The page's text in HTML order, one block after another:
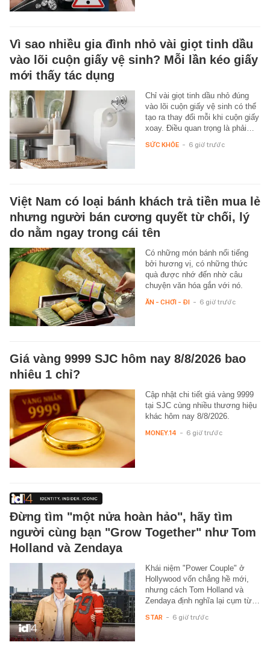
Vì sao nhiều gia đình nhỏ vài giọt tinh dầu
vào lõi cuộn giấy vệ sinh? Mỗi lần kéo giấy
mới thấy tác dụng
Chỉ vài giọt tinh dầu nhỏ đúng
vào lõi cuộn giấy vệ sinh có thể
tạo ra thay đổi mỗi khi cuộn giấy
xoay. Điều quan trọng là phải…
SỨC KHỎE - 6 giờ trước
Việt Nam có loại bánh khách trả tiền mua lẻ
nhưng người bán cương quyết từ chối, lý
do nằm ngay trong cái tên
Có những món bánh nổi tiếng
bởi hương vị, có những thức
quà được nhớ đến nhờ câu
chuyện văn hóa gắn với nó.
ĂN - CHƠI - ĐI - 6 giờ trước
Giá vàng 9999 SJC hôm nay 8/8/2026 bao
nhiêu 1 chỉ?
Cập nhật chi tiết giá vàng 9999
tại SJC cùng nhiều thương hiệu
khác hôm nay 8/8/2026.
MONEY.14 - 6 giờ trước
Đừng tìm "một nửa hoàn hảo", hãy tìm
người cùng bạn "Grow Together" như Tom
Holland và Zendaya
Khái niệm "Power Couple" ở
Hollywood vốn chẳng hề mới,
nhưng cách Tom Holland và
Zendaya định nghĩa lại cụm từ…
STAR - 6 giờ trước